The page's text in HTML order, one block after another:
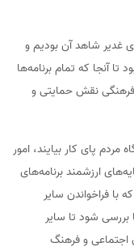
غدیر شاهد آن بودیم و
تا آنجا که تمام برنامه‌ها
نقش حمایتی و
پای کار بیایند، امور
ارزشمند برنامه‌های
با فراخواندن سایر
شود تا سایر
اجتماعی و فرهنگ